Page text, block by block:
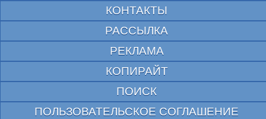
КОНТАКТЫ
РАССЫЛКА
РЕКЛАМА
КОПИРАЙТ
ПОИСК
ПОЛЬЗОВАТЕЛЬСКОЕ СОГЛАШЕНИЕ